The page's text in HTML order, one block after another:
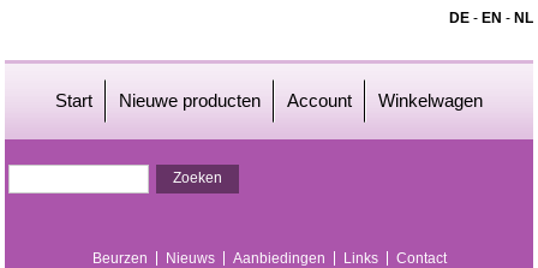
DE- EN - NL
Start Nieuwe producten Account Winkelwagen
Beurzen Nieuws Aanbiedingen Links Contact